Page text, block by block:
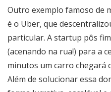
Outro exemplo famoso de
é o Uber, que
particular. A startup pôs
(acenando na rua!) para a
minutos um carro chegará
Além de solucionar essa